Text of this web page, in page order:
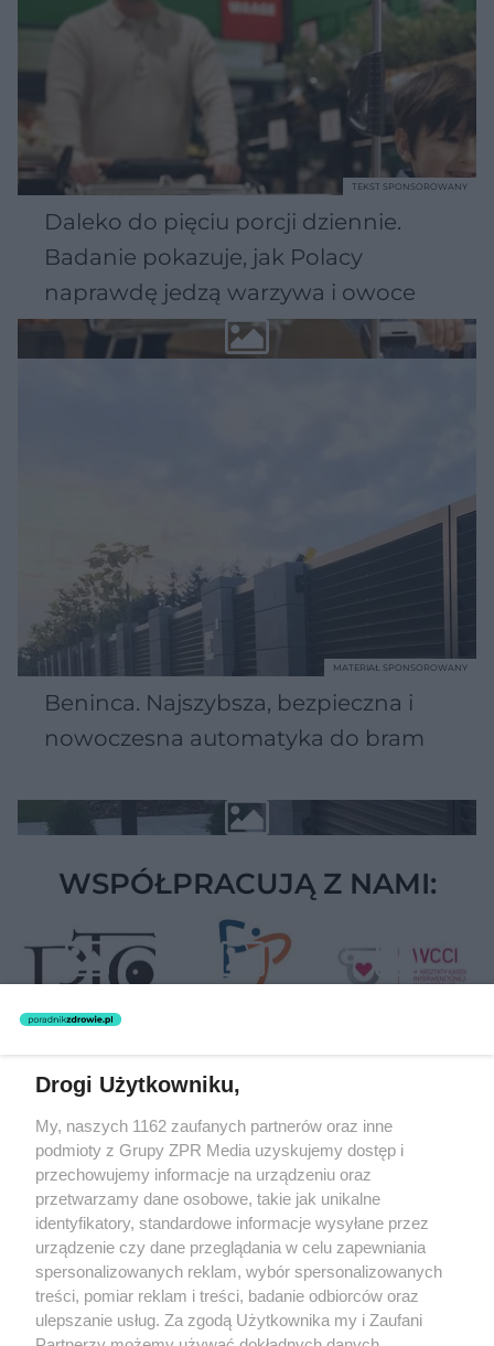
Daleko do pięciu porcji dziennie.
Badanie pokazuje, jak Polacy
naprawdę jedzą warzywa i owoce
TEKST SPONSOROWANY
Beninca. Najszybsza, bezpieczna i
nowoczesna automatyka do bram
MATERIAŁ SPONSOROWANY
WSPÓŁPRACUJĄ Z NAMI:
Żaden utwór zamieszczony w serwisie nie może być powielany i
rozpowszechniany lub dalej rozpowszechniany w jakikolwiek sposób
(w tym także elektroniczny lub mechaniczny) na jakimkolwiek polu
eksploatacji w jakiejkolwiek formie, włącznie z umieszczaniem w
Internecie bez pisemnej zgody właściciela praw. Jakiekolwiek użycie
lub wykorzystanie utworów w całości lub w części z naruszeniem
prawa, tzn. bez właściwej zgody, jest zabronione pod groźbą kary i
może być ścigane prawnie.
Drogi Użytkowniku,
My, naszych 1162 zaufanych partnerów oraz inne
podmioty z Grupy ZPR Media uzyskujemy dostęp i
przechowujemy informacje na urządzeniu oraz
przetwarzamy dane osobowe, takie jak unikalne
identyfikatory, standardowe informacje wysyłane przez
urządzenie czy dane przeglądania w celu zapewniania
spersonalizowanych reklam, wybór spersonalizowanych
treści, pomiar reklam i treści, badanie odbiorców oraz
ulepszanie usług. Za zgodą Użytkownika my i Zaufani